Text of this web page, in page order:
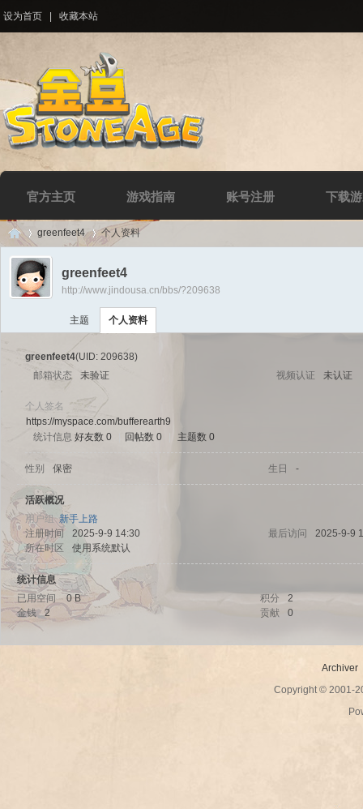
设为首页 收藏本站
官方主页 游戏指南 账号注册 下载
Di
uz!
›
greenfeet4 个人资料
greenfeet4
http://www.jindousa.cn/bbs/?209638
主题 个人资料
greenfeet4(UID: 209638)
邮箱状态
未验证 视频认证 未认证
个人签名
https://myspace.com/bufferearth9
统计信息 好友数 0 回帖数 0 主题数 0
性别 保密 生日 -
活跃概况
用户组 新手上路
注册时间
2025-9-9 14:30 最后访问
2025-9-9
所在时区
使用系统默认
统计信息
已用空间
0 B 积分
2
金钱
2 贡献 0
Archiver
Copyright © 2001-